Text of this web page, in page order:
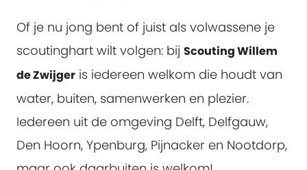
Of je nu jong bent of juist als volwassene je
scoutinghart wilt volgen: bij Scouting Willem
de Zwijger is iedereen welkom die houdt van
water, buiten, samenwerken en plezier.
Iedereen uit de omgeving Delft, Delfgauw,
Den Hoorn, Ypenburg, Pijnacker en Nootdorp,